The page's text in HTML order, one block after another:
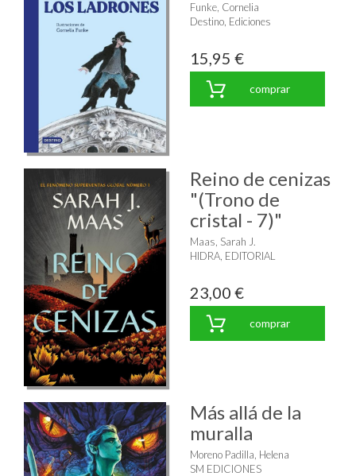
Funke, Cornelia
Destino, Ediciones
15,95 €
comprar
Reino de cenizas
"(Trono de
cristal - 7)"
Maas, Sarah J.
HIDRA, EDITORIAL
23,00 €
comprar
Más allá de la
muralla
Moreno Padilla, Helena
SM EDICIONES